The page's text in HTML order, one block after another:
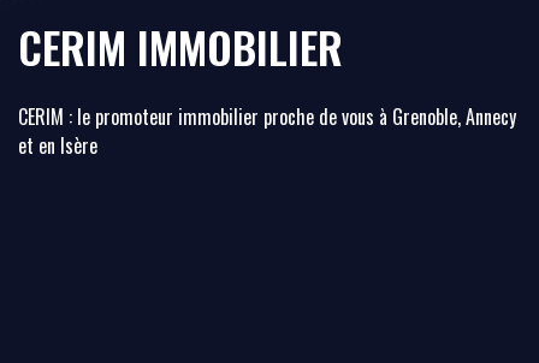
CERIM IMMOBILIER
CERIM : le promoteur immobilier proche de vous à Grenoble, Annecy
et en Isère